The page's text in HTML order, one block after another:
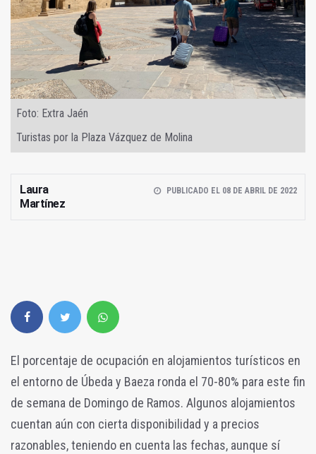
Foto: Extra Jaén
Turistas por la Plaza Vázquez de Molina
Laura
Martínez
PUBLICADO EL 08 DE ABRIL DE 2022
El porcentaje de ocupación en alojamientos turísticos en
el entorno de Úbeda y Baeza ronda el 70-80% para este fin
de semana de Domingo de Ramos. Algunos alojamientos
cuentan aún con cierta disponibilidad y a precios
razonables, teniendo en cuenta las fechas, aunque sí